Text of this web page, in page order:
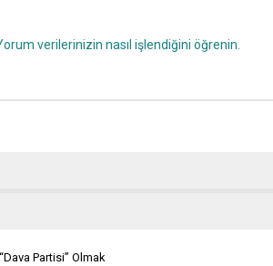
verilerinizin nasıl işlendiğini öğrenin.
Partisi” Olmak